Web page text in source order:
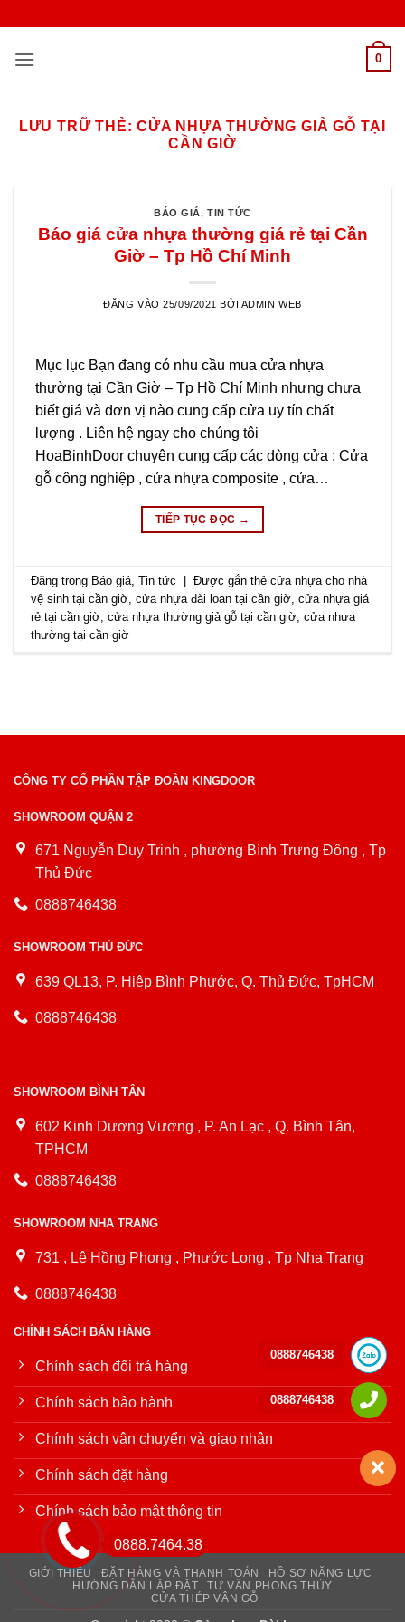
nội
0
LƯU TRỮ THẺ:CỬA NHỰA THƯỜNG GIẢ GỖ TẠI
CẦN GIỜ
BÁO GIÁ,TIN TỨC
Báo giá cửa nhựa thường giá rẻ tại Cần
Giờ – Tp Hồ Chí Minh
ĐĂNG VÀO25/09/2021 BỞI ADMIN WEB
Mục lục Bạn đang có nhu cầu mua cửa nhựa
thường tại Cần Giờ – Tp Hồ Chí Minh nhưng chưa
biết giá và đơn vị nào cung cấp cửa uy tín chất
lượng . Liên hệ ngay cho chúng tôi
HoaBinhDoor chuyên cung cấp các dòng cửa : Cửa
gỗ công nghiệp , cửa nhựa composite , cửa…
TIẾP TỤC ĐỌC →
Đăng trong Báo giá ,Tin tức Được gắn thẻcửa nhựa cho nhà
vệ sinh tại cần giờ ,cửa nhựa đài loan tại cần giờ ,cửa nhựa giá
rẻ tại cần giờ ,cửa nhựa thường giả gỗ tại cần giờ ,cửa nhựa
thường tại cần giờ
CÔNG TY CỔ PHẦN TẬP ĐOÀN KINGDOOR
SHOWROOM QUẬN 2
671 Nguyễn Duy Trinh , phường Bình Trưng Đông , Tp
Thủ Đức
0888746438
SHOWROOM THỦ ĐỨC
639 QL13, P. Hiệp Bình Phước, Q. Thủ Đức, TpHCM
0888746438
SHOWROOM BÌNH TÂN
602 Kinh Dương Vương , P. An Lạc , Q. Bình Tân,
TPHCM
0888746438
SHOWROOM NHA TRANG
731 , Lê Hồng Phong , Phước Long , Tp Nha Trang
0888746438
CHÍNH SÁCH BÁN HÀNG
Chính sách đổi trả hàng
Chính sách bảo hành
Chính sách vận chuyển và giao nhận
Chính sách đặt hàng
Chính sách bảo mật thông tin
GIỚI THIỆU ĐẶT HÀNG VÀ THANH TOÁN
HỒ SƠ NĂNG LỰC
HƯỚNG DẪN LẮP ĐẶT
TƯ VẤN PHONG THỦY
CỬA THÉP VÂN GỖ
0888.7464.38
0888746438
0888746438